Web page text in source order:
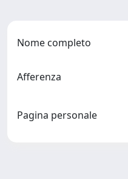
Nome completo
Afferenza
Pagina personale